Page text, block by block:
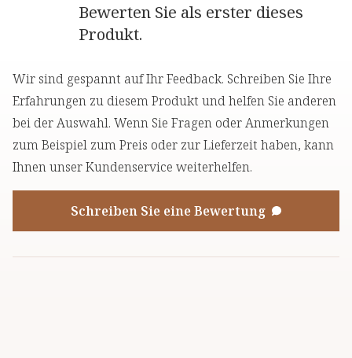
Bewerten Sie als erster dieses
Produkt.
Wir sind gespannt auf Ihr Feedback. Schreiben Sie Ihre
Erfahrungen zu diesem Produkt und helfen Sie anderen
bei der Auswahl. Wenn Sie Fragen oder Anmerkungen
zum Beispiel zum Preis oder zur Lieferzeit haben, kann
Ihnen unser Kundenservice weiterhelfen.
Schreiben Sie eine Bewertung